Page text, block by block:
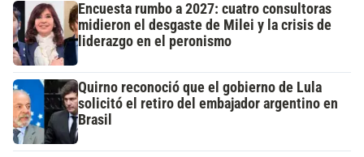
Encuesta rumbo a 2027: cuatro consultoras
midieron el desgaste de Milei y la crisis de
liderazgo en el peronismo
Quirno reconoció que el gobierno de Lula
solicitó el retiro del embajador argentino en
Brasil